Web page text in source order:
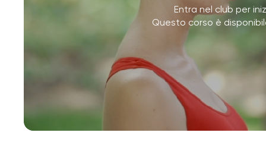
Entra nel club per
Questo corso è